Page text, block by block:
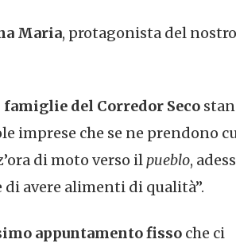
Maria, protagonista del nostro
famiglie del Corredor Seco
imprese che se ne prendono
di moto verso ilpueblo,
avere alimenti di qualità”.
appuntamento fisso che ci